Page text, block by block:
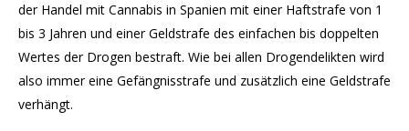
der Handel mit Cannabis in Spanien mit einer Haftstrafe von 1
bis 3 Jahren und einer Geldstrafe des einfachen bis doppelten
Wertes der Drogen bestraft. Wie bei allen Drogendelikten wird
also immer eine Gefängnisstrafe und zusätzlich eine Geldstrafe
verhängt.